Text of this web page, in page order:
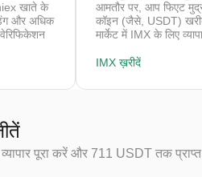
खाते के
और अधिक
आमतौर पर, आप फिएट
कॉइन (जैसे, USDT)
मार्केट में IMX के लिए
IMX ख़रीदें
व्यापार पूरा करें और 711 USDT तक